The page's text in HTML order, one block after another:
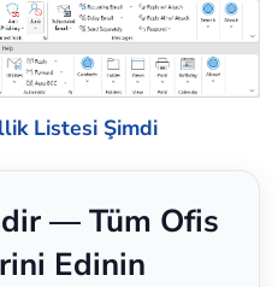
Listesi Şimdi
— Tüm Ofis
Edinin